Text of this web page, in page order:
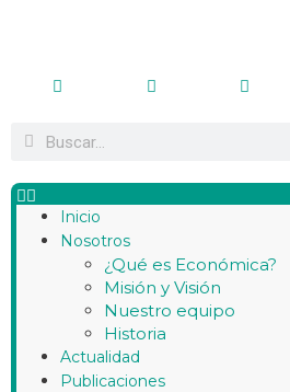
Inicio
Nosotros
¿Qué es Económica?
Misión y Visión
Nuestro equipo
Historia
Actualidad
Publicaciones